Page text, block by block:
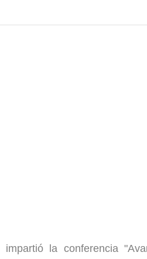
impartió la conferencia